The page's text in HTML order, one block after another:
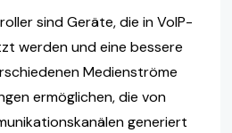
sind Geräte, die in VoIP-
werden und eine bessere
Medienströme
ermöglichen, die von
generiert